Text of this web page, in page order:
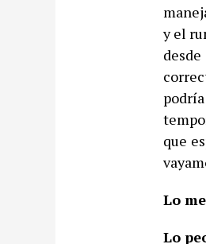
y el
que
Lo
Lo